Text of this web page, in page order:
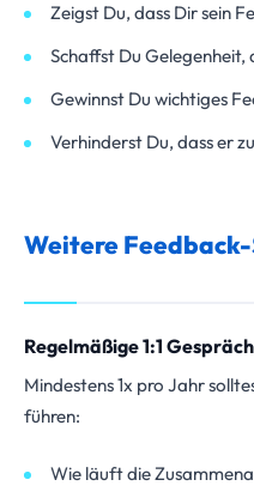
Zeigst Du, dass Dir sein
Schaffst Du Gelegenheit,
Gewinnst Du wichtiges
Verhinderst Du, dass er
Weitere
Regelmäßige 1:1
Mindestens 1x pro Jahr
führen:
Wie läuft die